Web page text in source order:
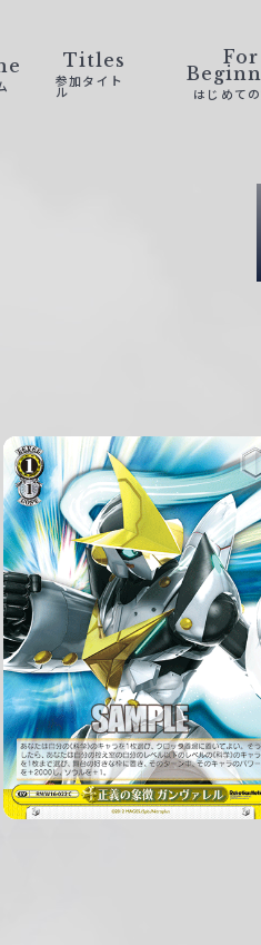
Titles
参加タイト
ル
For
はじめて